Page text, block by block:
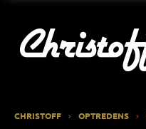
CHRISTOFF OPTREDENS